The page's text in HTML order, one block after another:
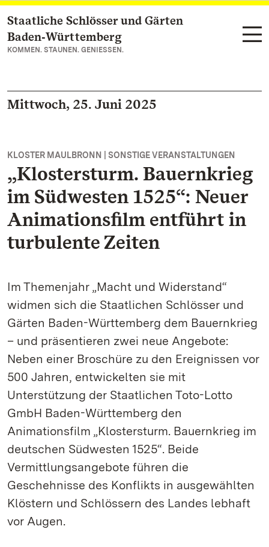
Zum Hauptinhalt springen
Staatliche Schlösser und Gärten
Baden‑Württemberg
KOMMEN. STAUNEN. GENIESSEN.
Mittwoch, 25. Juni 2025
KLOSTER MAULBRONN | SONSTIGE VERANSTALTUNGEN
„Klostersturm. Bauernkrieg
im Südwesten 1525“: Neuer
Animationsfilm entführt in
turbulente Zeiten
Im Themenjahr „Macht und Widerstand“
widmen sich die Staatlichen Schlösser und
Gärten Baden-Württemberg dem Bauernkrieg
– und präsentieren zwei neue Angebote:
Neben einer Broschüre zu den Ereignissen vor
500 Jahren, entwickelten sie mit
Unterstützung der Staatlichen Toto-Lotto
GmbH Baden-Württemberg den
Animationsfilm „Klostersturm. Bauernkrieg im
deutschen Südwesten 1525“. Beide
Vermittlungsangebote führen die
Geschehnisse des Konflikts in ausgewählten
Klöstern und Schlössern des Landes lebhaft
vor Augen.